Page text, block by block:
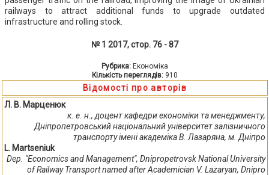
railways to attract additional funds to upgrade outdated
infrastructure and rolling stock.
№ 1 2017, стор. 76 - 87
Рубрика: Економіка
Кількість переглядів: 910
Відомості про авторів
Л. В. Марценюк
к. е. н., доцент кафедри економіки та менеджменту,
Дніпропетровський національний університет залізничного
транспорту імені академіка В. Лазаряна, м. Дніпро
L. Martseniuk
Dep. "Economics and Management", Dnipropetrovsk National University
of Railway Transport named after Academician V. Lazaryan, Dnipro